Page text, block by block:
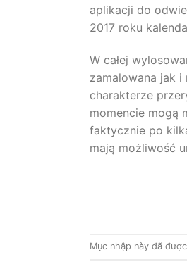
aplikacji do
2017 roku
W całej
zamalowana jak
charakterze
momencie mogą
faktycznie po
mają możliwość
Mục nhập này đã